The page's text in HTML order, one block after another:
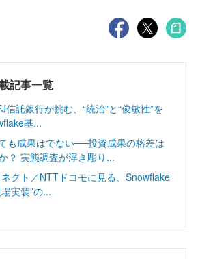
記事一覧
信託銀行が挑む、“統治”と“俊敏性”を
基...
も成果はでない──投資成果の格差は
？ 実態調査が浮き彫り...
クト／NTTドコモに見る、Snowflake
実装”の...